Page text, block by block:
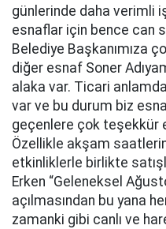
günlerinde daha verimli
esnaflar için bence can
Belediye Başkanımıza
diğer esnaf Soner
alaka var. Ticari
var ve bu durum biz
geçenlere çok teşekkür
Özellikle akşam
etkinliklerle birlikte
Erken “Geleneksel
açılmasından bu yana
zamanki gibi canlı ve